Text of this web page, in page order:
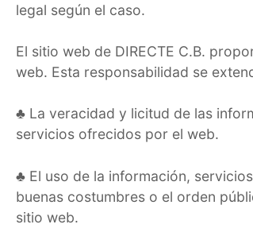
legal según el caso.
El sitio web de DIRECTE C.B.
web. Esta responsabilidad se
♣ La veracidad y licitud de las
servicios ofrecidos por el web.
♣ El uso de la información,
buenas costumbres o el orden
sitio web.